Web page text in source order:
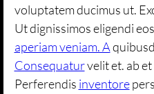
voluptatem ducimus ut.
Ut dignissimos eligendi
aperiam veniam. A
Consequaturvelit et. ab
Perferendis inventore